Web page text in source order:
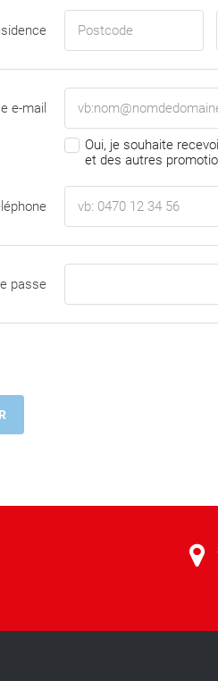
e-mail
Oui, je souhaite
et des autres
passe